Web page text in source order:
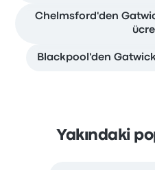
Chelmsford'den
Blackpool'den
Yakındaki